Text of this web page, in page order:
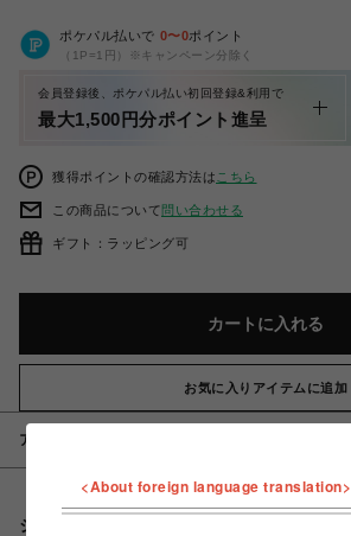
ポケパル払いで 0〜0ポイント
（1P=1円）※キャンペーン分除く
会員登録後、ポケパル払い初回登録&利用で
最大1,500円分ポイント進呈
獲得ポイントの確認方法は こちら
この商品について問い合わせる
ギフト：ラッピング可
カートに入れる
お気に入りアイテムに追加
アイテム説明 / 素材
シェアする
<About foreign language translation>